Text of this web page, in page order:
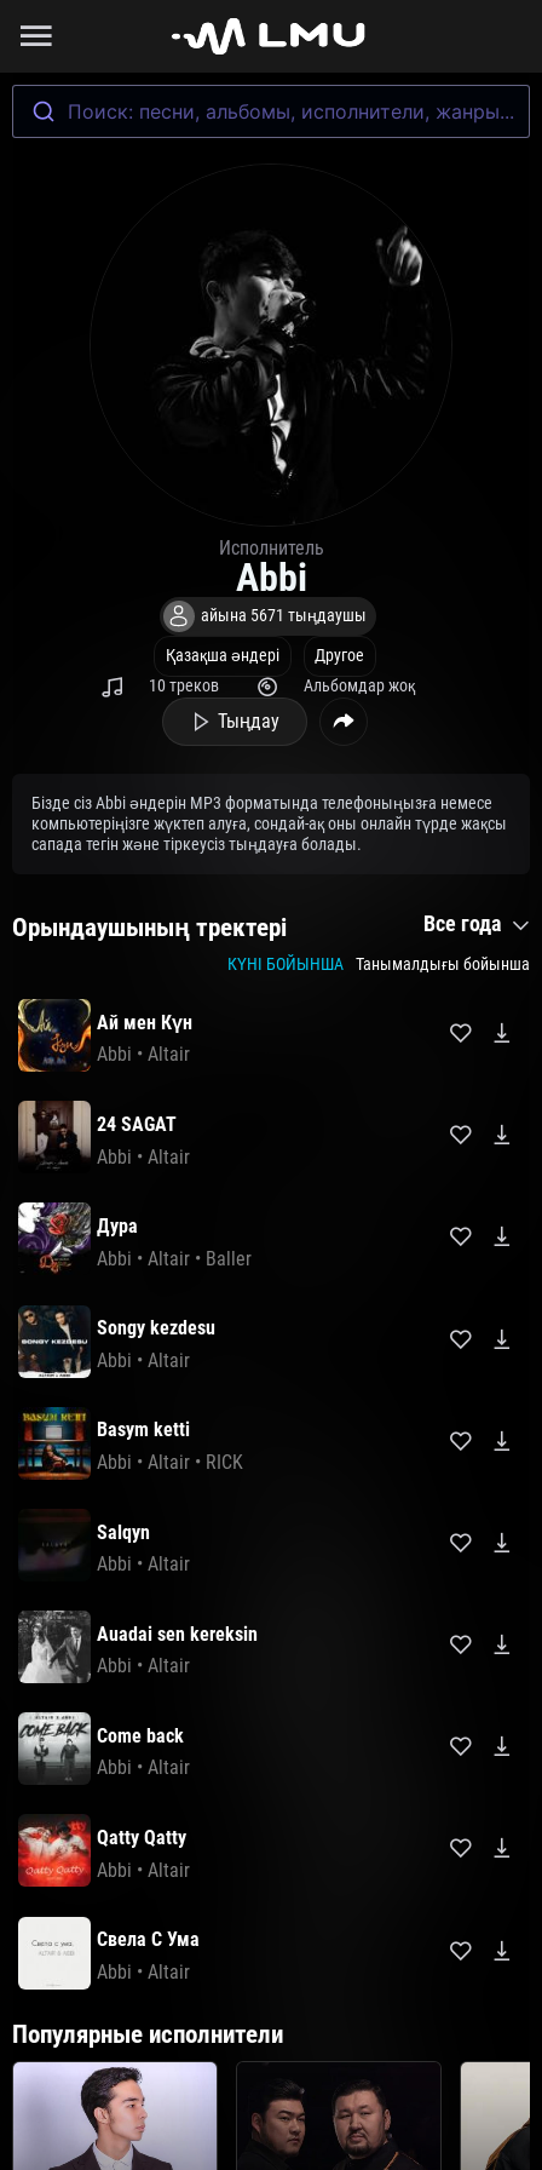
Поиск: песни, альбомы, исполнители, жанры...
Исполнитель
Abbi
айына 5671 тыңдаушы
Қазақша әндері
Другое
10 треков
Альбомдар жоқ
Тыңдау
Бізде сіз Abbi әндерін MP3 форматында телефоныңызға немесе
компьютеріңізге жүктеп алуға, сондай-ақ оны онлайн түрде жақсы
сапада тегін және тіркеусіз тыңдауға болады.
Орындаушының тректері Все года
КҮНІ БОЙЫНША Танымалдығы бойынша
Ай мен Күн
Abbi • Altair
24 SAGAT
Abbi • Altair
Дура
Abbi • Altair • Baller
Songy kezdesu
Abbi • Altair
Basym ketti
Abbi • Altair • RICK
Salqyn
Abbi • Altair
Auadai sen kereksin
Abbi • Altair
Come back
Abbi • Altair
Qatty Qatty
Abbi • Altair
Свела С Ума
Abbi • Altair
Популярные исполнители